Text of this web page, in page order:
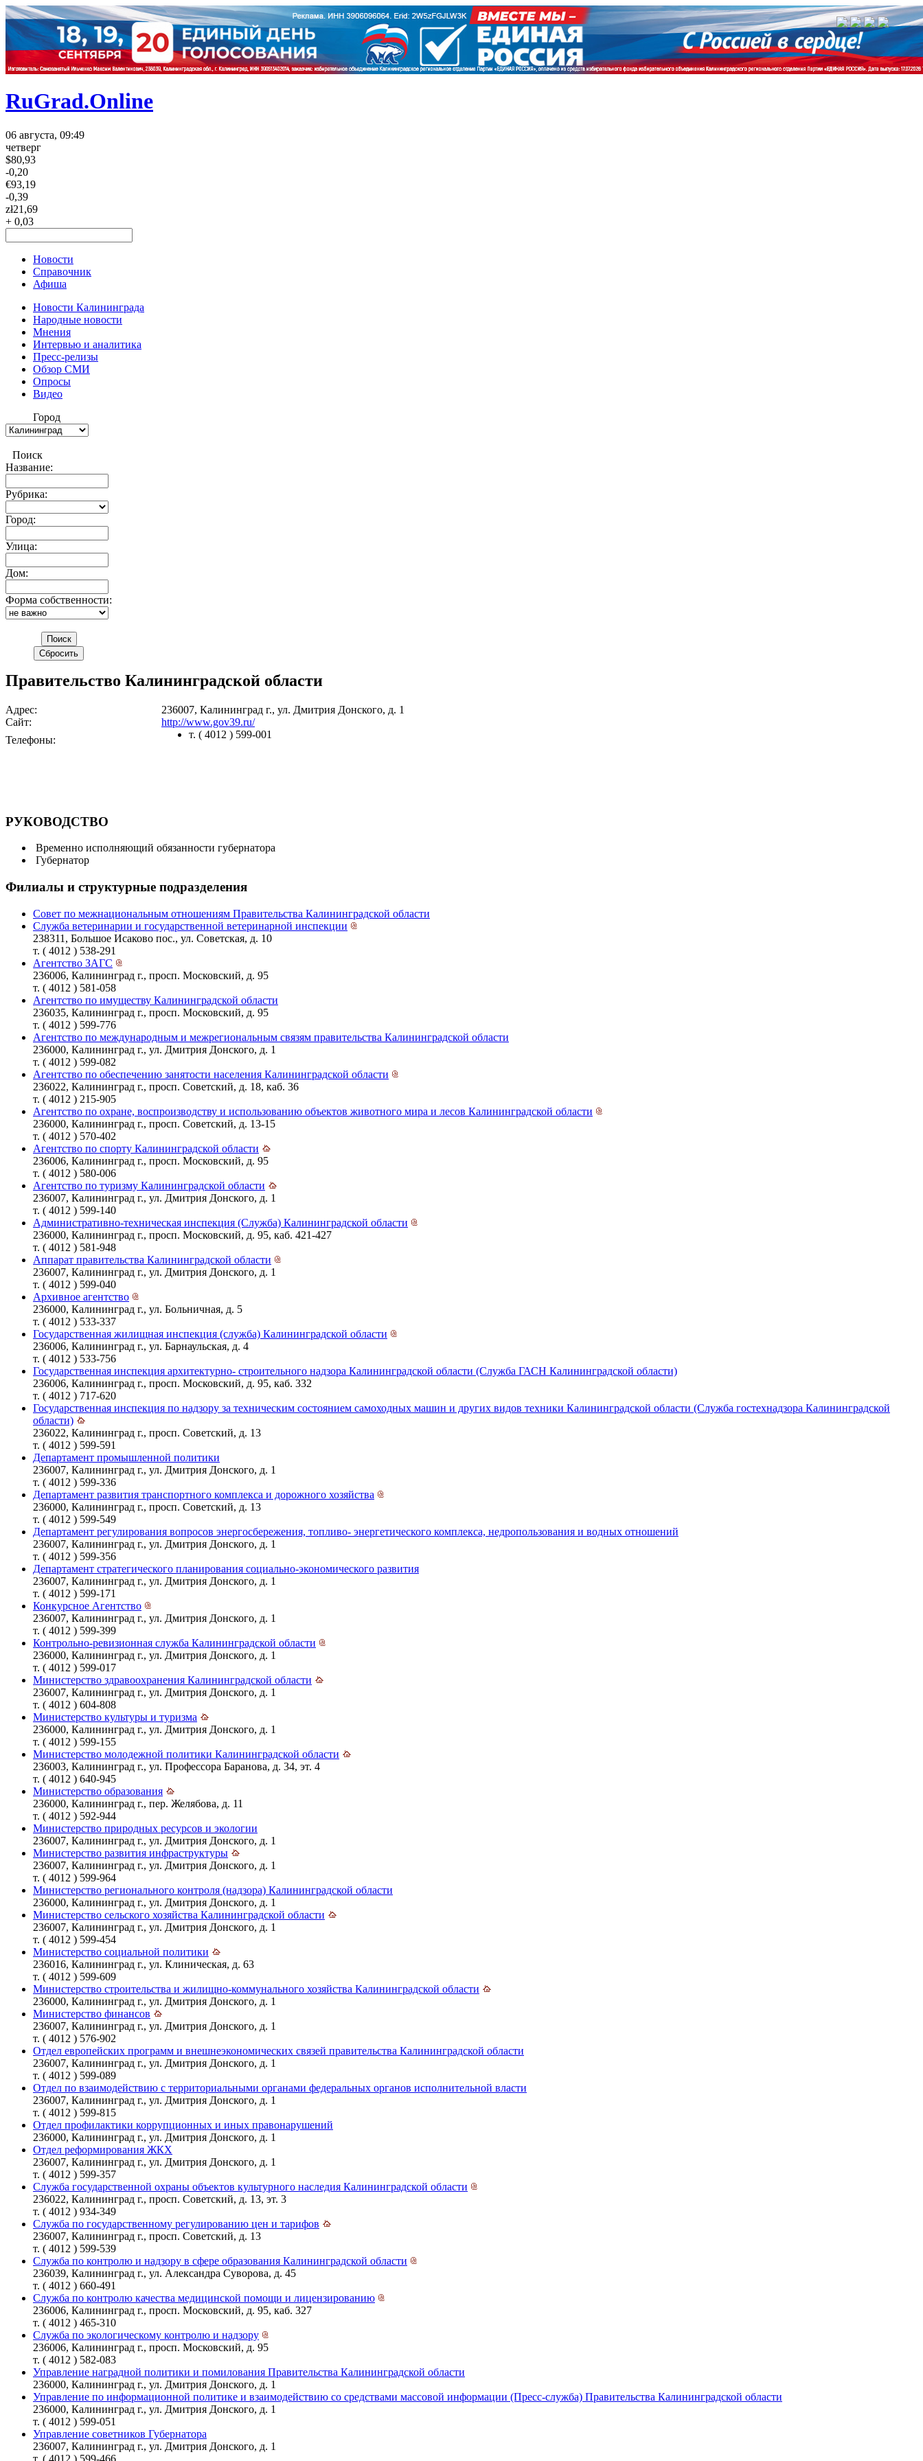
RuGrad.Online
06 августа, 09:49
четверг
$80,93
-0,20
€93,19
-0,39
zł21,69
+ 0,03
Новости
Справочник
Афиша
Новости Калининграда
Народные новости
Мнения
Интервью и аналитика
Пресс-релизы
Обзор СМИ
Опросы
Видео
Город
Поиск
Название:
Рубрика:
Город:
Улица:
Дом:
Форма собственности:
Правительство Калининградской области
Адрес:
236007, Калининград г., ул. Дмитрия Донского, д. 1
Сайт:
http://www.gov39.ru/
Телефоны:
т. ( 4012 ) 599-001
РУКОВОДСТВО
Временно исполняющий обязанности губернатора
Губернатор
Филиалы и структурные подразделения
Совет по межнациональным отношениям Правительства Калининградской области
Служба ветеринарии и государственной ветеринарной инспекции
238311, Большое Исаково пос., ул. Советская, д. 10
т. ( 4012 ) 538-291
Агентство ЗАГС
236006, Калининград г., просп. Московский, д. 95
т. ( 4012 ) 581-058
Агентство по имуществу Калининградской области
236035, Калининград г., просп. Московский, д. 95
т. ( 4012 ) 599-776
Агентство по международным и межрегиональным связям правительства Калининградской области
236000, Калининград г., ул. Дмитрия Донского, д. 1
т. ( 4012 ) 599-082
Агентство по обеспечению занятости населения Калининградской области
236022, Калининград г., просп. Советский, д. 18, каб. 36
т. ( 4012 ) 215-905
Агентство по охране, воспроизводству и использованию объектов животного мира и лесов Калининградской области
236000, Калининград г., просп. Советский, д. 13-15
т. ( 4012 ) 570-402
Агентство по спорту Калининградской области
236006, Калининград г., просп. Московский, д. 95
т. ( 4012 ) 580-006
Агентство по туризму Калининградской области
236007, Калининград г., ул. Дмитрия Донского, д. 1
т. ( 4012 ) 599-140
Административно-техническая инспекция (Служба) Калининградской области
236000, Калининград г., просп. Московский, д. 95, каб. 421-427
т. ( 4012 ) 581-948
Аппарат правительства Калининградской области
236007, Калининград г., ул. Дмитрия Донского, д. 1
т. ( 4012 ) 599-040
Архивное агентство
236000, Калининград г., ул. Больничная, д. 5
т. ( 4012 ) 533-337
Государственная жилищная инспекция (служба) Калининградской области
236006, Калининград г., ул. Барнаульская, д. 4
т. ( 4012 ) 533-756
Государственная инспекция архитектурно- строительного надзора Калининградской области (Служба ГАСН Калининградской области)
236006, Калининград г., просп. Московский, д. 95, каб. 332
т. ( 4012 ) 717-620
Государственная инспекция по надзору за техническим состоянием самоходных машин и других видов техники Калининградской области (Служба гостехнадзора Калининградской
области)
236022, Калининград г., просп. Советский, д. 13
т. ( 4012 ) 599-591
Департамент промышленной политики
236007, Калининград г., ул. Дмитрия Донского, д. 1
т. ( 4012 ) 599-336
Департамент развития транспортного комплекса и дорожного хозяйства
236000, Калининград г., просп. Советский, д. 13
т. ( 4012 ) 599-549
Департамент регулирования вопросов энергосбережения, топливо- энергетического комплекса, недропользования и водных отношений
236007, Калининград г., ул. Дмитрия Донского, д. 1
т. ( 4012 ) 599-356
Департамент стратегического планирования социально-экономического развития
236007, Калининград г., ул. Дмитрия Донского, д. 1
т. ( 4012 ) 599-171
Конкурсное Агентство
236007, Калининград г., ул. Дмитрия Донского, д. 1
т. ( 4012 ) 599-399
Контрольно-ревизионная служба Калининградской области
236000, Калининград г., ул. Дмитрия Донского, д. 1
т. ( 4012 ) 599-017
Министерство здравоохранения Калининградской области
236007, Калининград г., ул. Дмитрия Донского, д. 1
т. ( 4012 ) 604-808
Министерство культуры и туризма
236000, Калининград г., ул. Дмитрия Донского, д. 1
т. ( 4012 ) 599-155
Министерство молодежной политики Калининградской области
236003, Калининград г., ул. Профессора Баранова, д. 34, эт. 4
т. ( 4012 ) 640-945
Министерство образования
236000, Калининград г., пер. Желябова, д. 11
т. ( 4012 ) 592-944
Министерство природных ресурсов и экологии
236007, Калининград г., ул. Дмитрия Донского, д. 1
Министерство развития инфраструктуры
236007, Калининград г., ул. Дмитрия Донского, д. 1
т. ( 4012 ) 599-964
Министерство регионального контроля (надзора) Калининградской области
236000, Калининград г., ул. Дмитрия Донского, д. 1
Министерство сельского хозяйства Калининградской области
236007, Калининград г., ул. Дмитрия Донского, д. 1
т. ( 4012 ) 599-454
Министерство социальной политики
236016, Калининград г., ул. Клиническая, д. 63
т. ( 4012 ) 599-609
Министерство строительства и жилищно-коммунального хозяйства Калининградской области
236000, Калининград г., ул. Дмитрия Донского, д. 1
Министерство финансов
236007, Калининград г., ул. Дмитрия Донского, д. 1
т. ( 4012 ) 576-902
Отдел европейских программ и внешнеэкономических связей правительства Калининградской области
236007, Калининград г., ул. Дмитрия Донского, д. 1
т. ( 4012 ) 599-089
Отдел по взаимодействию с территориальными органами федеральных органов исполнительной власти
236007, Калининград г., ул. Дмитрия Донского, д. 1
т. ( 4012 ) 599-815
Отдел профилактики коррупционных и иных правонарушений
236000, Калининград г., ул. Дмитрия Донского, д. 1
Отдел реформирования ЖКХ
236007, Калининград г., ул. Дмитрия Донского, д. 1
т. ( 4012 ) 599-357
Служба государственной охраны объектов культурного наследия Калининградской области
236022, Калининград г., просп. Советский, д. 13, эт. 3
т. ( 4012 ) 934-349
Служба по государственному регулированию цен и тарифов
236007, Калининград г., просп. Советский, д. 13
т. ( 4012 ) 599-539
Служба по контролю и надзору в сфере образования Калининградской области
236039, Калининград г., ул. Александра Суворова, д. 45
т. ( 4012 ) 660-491
Служба по контролю качества медицинской помощи и лицензированию
236006, Калининград г., просп. Московский, д. 95, каб. 327
т. ( 4012 ) 465-310
Служба по экологическому контролю и надзору
236006, Калининград г., просп. Московский, д. 95
т. ( 4012 ) 582-083
Управление наградной политики и помилования Правительства Калининградской области
236000, Калининград г., ул. Дмитрия Донского, д. 1
Управление по информационной политике и взаимодействию со средствами массовой информации (Пресс-служба) Правительства Калининградской области
236000, Калининград г., ул. Дмитрия Донского, д. 1
т. ( 4012 ) 599-051
Управление советников Губернатора
236007, Калининград г., ул. Дмитрия Донского, д. 1
т. ( 4012 ) 599-466